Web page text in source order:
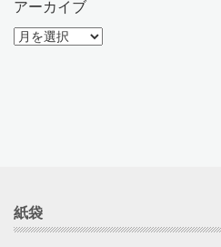
アーカイブ
ア
紙袋